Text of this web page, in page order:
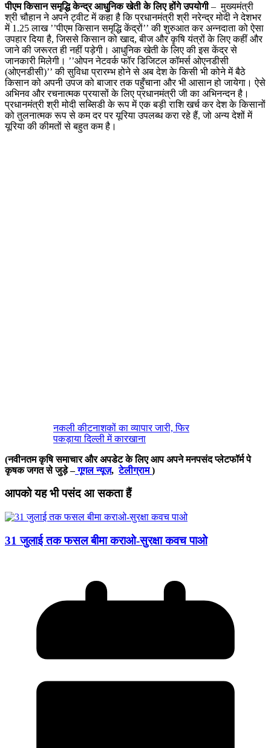
पीएम किसान समृद्धि केन्द्र आधुनिक खेती के लिए होंगे उपयोगी– मुख्यमंत्री
श्री चौहान ने अपने ट्वीट में कहा है कि प्रधानमंत्री श्री नरेन्द्र मोदी ने देशभर
में 1.25 लाख ’’पीएम किसान समृद्धि केंद्रों’’ की शुरुआत कर अन्नदाता को ऐसा
उपहार दिया है, जिससे किसान को खाद, बीज और कृषि यंत्रों के लिए कहीं और
जाने की जरूरत ही नहीं पड़ेगी। आधुनिक खेती के लिए की इस केंद्र से
जानकारी मिलेगी। ’’ओपन नेटवर्क फॉर डिजिटल कॉमर्स ओएनडीसी
(ओएनडीसी)’’ की सुविधा प्रारम्भ होने से अब देश के किसी भी कोने में बैठे
किसान को अपनी उपज को बाजार तक पहुँचाना और भी आसान हो जायेगा। ऐसे
अभिनव और रचनात्मक प्रयासों के लिए प्रधानमंत्री जी का अभिनन्दन है।
प्रधानमंत्री श्री मोदी सब्सिडी के रूप में एक बड़ी राशि खर्च कर देश के किसानों
को तुलनात्मक रूप से कम दर पर यूरिया उपलब्ध करा रहे हैं, जो अन्य देशों में
यूरिया की कीमतों से बहुत कम है।
नकली कीटनाशकों का व्यापार जारी, फिर
पकड़ाया दिल्ली में कारखाना
(नवीनतम कृषि समाचार और अपडेट के लिए आप अपने मनपसंद प्लेटफॉर्म पे
कृषक जगत से जुड़े –गूगल न्यूज़,टेलीग्राम)
आपको यह भी पसंद आ सकता हैं
31 जुलाई तक फसल बीमा कराओ-सुरक्षा कवच पाओ